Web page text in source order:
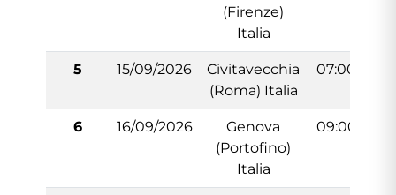
(Firenze)
Italia
5 15/09/2026
Civitavecchia
(Roma) Italia
07:00
6 16/09/2026
Genova
(Portofino)
Italia
09:00